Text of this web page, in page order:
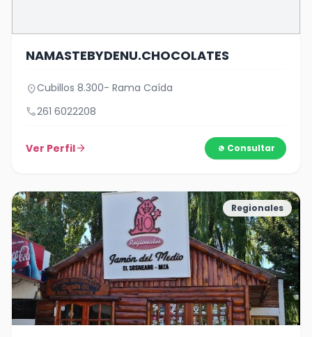
NAMASTEBYDENU.CHOCOLATES
location_onCubillos 8.300- Rama Caída
call261 6022208
Ver Perfilarrow_forward Consultar
Regionales